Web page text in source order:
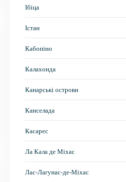
Ібіца
Істан
Кабопіно
Калахонда
Канарські острови
Канселада
Касарес
Ла Кала де Міхас
Лас-Лагунас-де-Міхас